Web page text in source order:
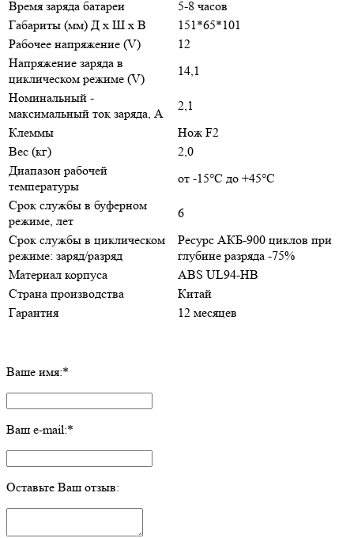
Время заряда батареи
5-8 часов
Габариты (мм) Д x Ш x В
151*65*101
Рабочее напряжение (V)
12
Напряжение заряда в
циклическом режиме (V)
14,1
Номинальный -
максимальный ток заряда, А
2,1
Клеммы
Нож F2
Вес (кг)
2,0
Диапазон рабочей
температуры
от -15°С до +45°С
Срок службы в буферном
режиме, лет
6
Срок службы в циклическом
режиме: заряд/разряд
Ресурс АКБ-900 циклов при
глубине разряда -75%
Материал корпуса
ABS UL94-HB
Страна производства
Китай
Гарантия
12 месяцев
Ваше имя:*
Ваш e-mail:*
Оставьте Ваш отзыв: